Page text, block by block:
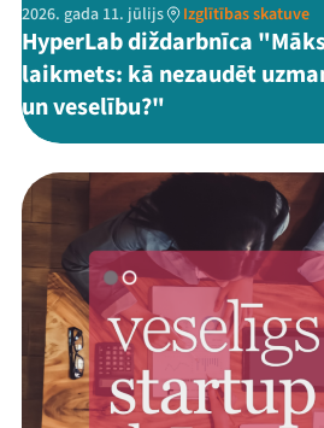
2026. gada 11. jūlijs Izglītības skatuve
HyperLab diždarbnīca
laikmets: kā nezaudēt
un veselību?"